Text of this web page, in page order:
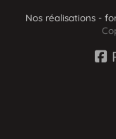
Nos réalisations -